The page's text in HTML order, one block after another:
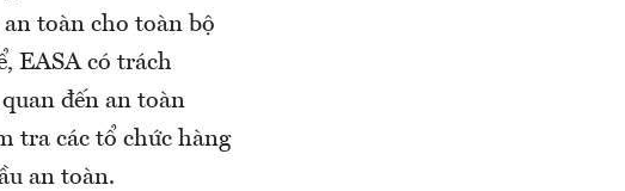
toàn cho toàn bộ
EASA có trách
đến an toàn
tra các tổ chức hàng
an toàn.